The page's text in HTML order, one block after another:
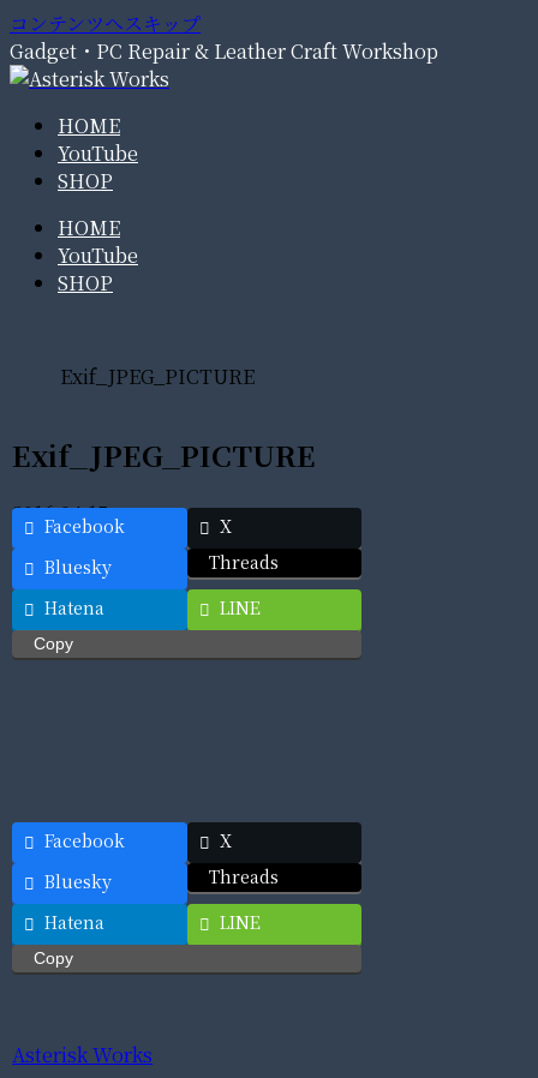
コンテンツへスキップ
Gadget・PC Repair & Leather Craft Workshop
HOME
YouTube
SHOP
HOME
YouTube
SHOP
Exif_JPEG_PICTURE
Exif_JPEG_PICTURE
2016.04.15
Facebook
X
Bluesky
Threads
Hatena
LINE
Copy
Facebook
X
Bluesky
Threads
Hatena
LINE
Copy
Asterisk Works